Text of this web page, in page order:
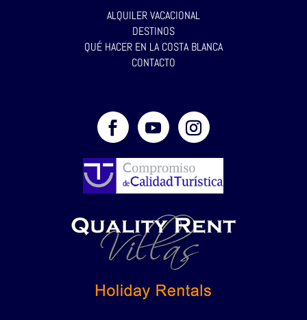
ALQUILER VACACIONAL
DESTINOS
QUÉ HACER EN LA COSTA BLANCA
CONTACTO